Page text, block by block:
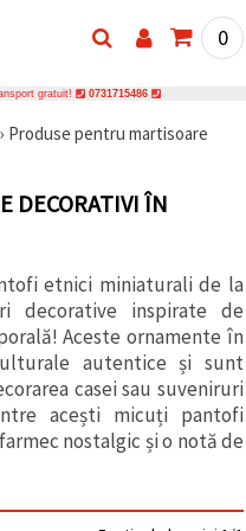
0
gratuit! 0731715486
› Produse pentru martisoare
DECORATIVI ÎN
etnici miniaturali de la
decorative inspirate de
Aceste ornamente în
autentice și sunt
casei sau suveniruri
acești micuți pantofi
nostalgic și o notă de